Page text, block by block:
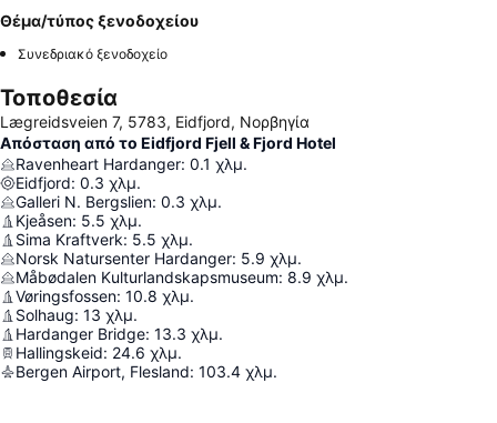
Θέμα/τύπος ξενοδοχείου
Συνεδριακό ξενοδοχείο
Τοποθεσία
Lægreidsveien 7, 5783, Eidfjord, Νορβηγία
Απόσταση από το Eidfjord Fjell & Fjord Hotel
Ravenheart Hardanger: 0.1 χλμ.
Eidfjord: 0.3 χλμ.
Galleri N. Bergslien: 0.3 χλμ.
Kjeåsen: 5.5 χλμ.
Sima Kraftverk: 5.5 χλμ.
Norsk Natursenter Hardanger: 5.9 χλμ.
Måbødalen Kulturlandskapsmuseum: 8.9 χλμ.
Vøringsfossen: 10.8 χλμ.
Solhaug: 13 χλμ.
Hardanger Bridge: 13.3 χλμ.
Hallingskeid: 24.6 χλμ.
Bergen Airport, Flesland: 103.4 χλμ.